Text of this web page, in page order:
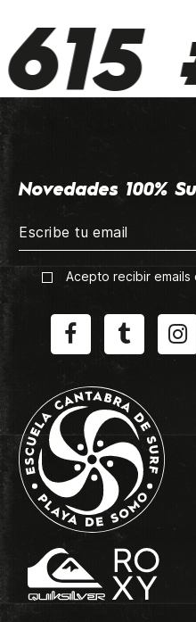
Novedades 100%
Acepto recibir emails